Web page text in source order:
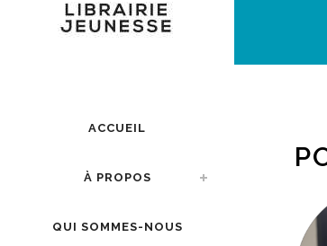
ACCUEIL
À PROPOS
QUI SOMMES-NOUS